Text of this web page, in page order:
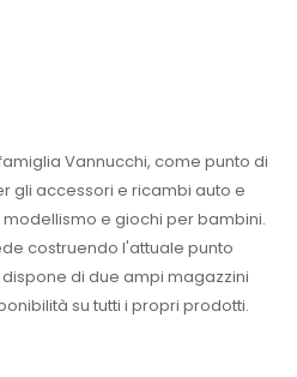
Vannucchi, come punto di
gli accessori e ricambi auto e
e giochi per bambini.
costruendo l'attuale punto
di due ampi magazzini
su tutti i propri prodotti.